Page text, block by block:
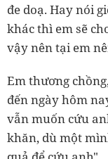
đe doạ. Hay nói
khác thì em sẽ
vậy nên tại em
Em thương
đến ngày hôm
vẫn muốn cứu
khăn, dù một